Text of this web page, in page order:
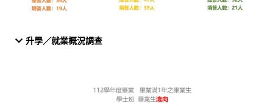
升學／就業概況調查